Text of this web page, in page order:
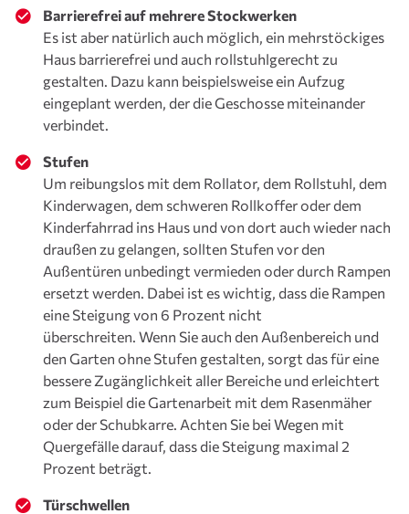
Barrierefrei auf mehrere Stockwerken
Es ist aber natürlich auch möglich, ein mehrstöckiges
Haus barrierefrei und auch rollstuhlgerecht zu
gestalten. Dazu kann beispielsweise ein Aufzug
eingeplant werden, der die Geschosse miteinander
verbindet.
Stufen
Um reibungslos mit dem Rollator, dem Rollstuhl, dem
Kinderwagen, dem schweren Rollkoffer oder dem
Kinderfahrrad ins Haus und von dort auch wieder nach
draußen zu gelangen, sollten Stufen vor den
Außentüren unbedingt vermieden oder durch Rampen
ersetzt werden. Dabei ist es wichtig, dass die Rampen
eine Steigung von 6 Prozent nicht
überschreiten. Wenn Sie auch den Außenbereich und
den Garten ohne Stufen gestalten, sorgt das für eine
bessere Zugänglichkeit aller Bereiche und erleichtert
zum Beispiel die Gartenarbeit mit dem Rasenmäher
oder der Schubkarre. Achten Sie bei Wegen mit
Quergefälle darauf, dass die Steigung maximal 2
Prozent beträgt.
Türschwellen